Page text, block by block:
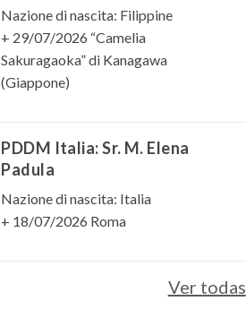
Nazione di nascita: Filippine
+ 29/07/2026 “Camelia
Sakuragaoka” di Kanagawa
(Giappone)
PDDM Italia: Sr. M. Elena
Padula
Nazione di nascita: Italia
+ 18/07/2026 Roma
Ver todas